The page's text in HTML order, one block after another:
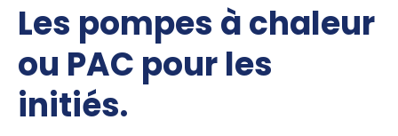
Les pompes à chaleur
ou PAC pour les
initiés.